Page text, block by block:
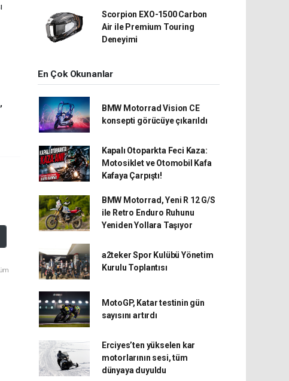
Scorpion EXO-1500 Carbon
Air ile Premium Touring
Deneyimi
En Çok Okunanlar
BMW Motorrad Vision CE
konsepti görücüye çıkarıldı
Kapalı Otoparkta Feci Kaza:
Motosiklet ve Otomobil Kafa
Kafaya Çarpıştı!
BMW Motorrad, Yeni R 12 G/S
ile Retro Enduro Ruhunu
Yeniden Yollara Taşıyor
a2teker Spor Kulübü Yönetim
Kurulu Toplantısı
MotoGP, Katar testinin gün
sayısını artırdı
Erciyes’ten yükselen kar
motorlarının sesi, tüm
dünyaya duyuldu